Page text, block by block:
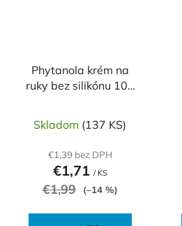
Phytanola krém na
ruky bez silikónu 100
Skladom (137 KS)
€1,39 bez DPH
€1,71 / KS
€1,99 (–14 %)